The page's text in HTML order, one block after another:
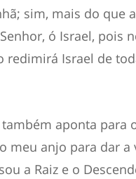
sim, mais do que
ó Israel, pois
Israel de
aponta para
meu anjo para dar
a Raiz e o